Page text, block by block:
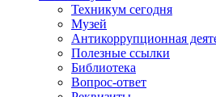
Техникум сегодня
Музей
Антикоррупционная
Полезные ссылки
Библиотека
Вопрос-ответ